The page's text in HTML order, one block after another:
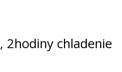
2hodiny chladenie